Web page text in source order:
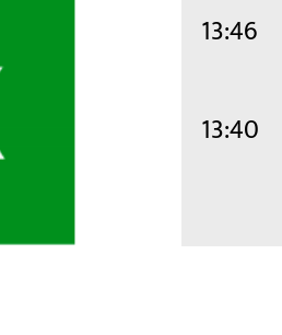
13:46
13:40